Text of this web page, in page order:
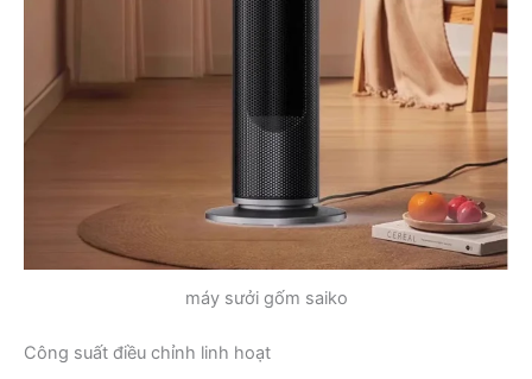
máy sưởi gốm saiko
Công suất điều chỉnh linh hoạt